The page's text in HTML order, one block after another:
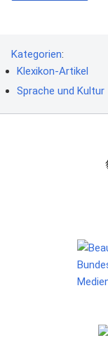
Kategorien:
Klexikon-Artikel
Sprache und Kultur